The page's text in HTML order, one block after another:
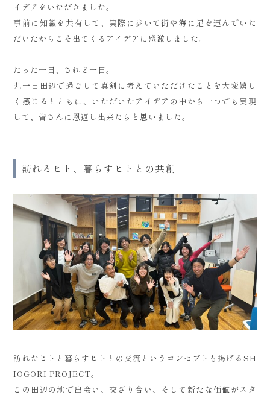
イデアをいただきました。
事前に知識を共有して、実際に歩いて街や海に足を運んでいた
だいたからこそ出てくるアイデアに感激しました。
たった一日、されど一日。
丸一日田辺で過ごして真剣に考えていただけたことを大変嬉し
く感じるとともに、いただいたアイデアの中から一つでも実現
して、皆さんに恩返し出来たらと思いました。
訪れるヒト、暮らすヒトとの共創
訪れたヒトと暮らすヒトとの交流というコンセプトも掲げるSH
IOGORI PROJECT。
この田辺の地で出会い、交ざり合い、そして新たな価値がスタ